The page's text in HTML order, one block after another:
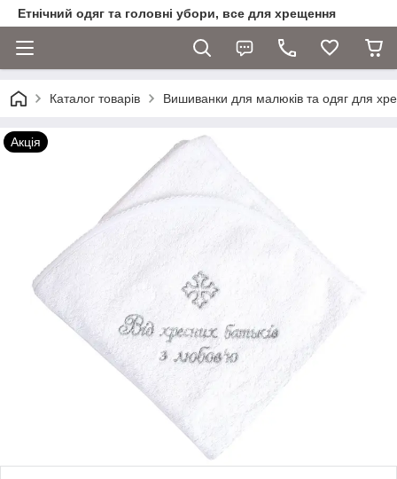
Етнічний одяг та головні убори, все для хрещення
Каталог товарів Вишиванки для малюків та одяг для
Акція